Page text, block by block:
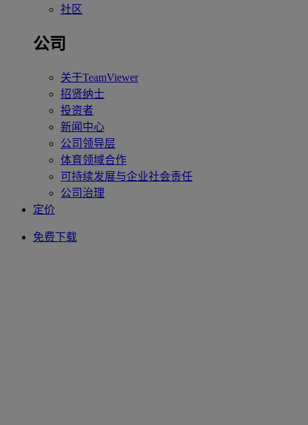
社区
公司
关于TeamViewer
招贤纳士
投资者
新闻中心
公司领导层
体育领域合作
可持续发展与企业社会责任
公司治理
定价
免费下载